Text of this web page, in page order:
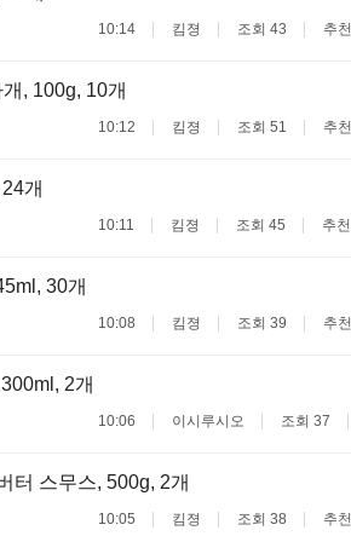
10:14 킴졍 조회 43 추
, 100g, 10개
10:12 킴졍 조회 51 추
개
10:11 킴졍 조회 45 추
30개
10:08 킴졍 조회 39 추
2개
10:06 이시루시오 조회 37
터 스무스, 500g, 2개
10:05 킴졍 조회 38 추